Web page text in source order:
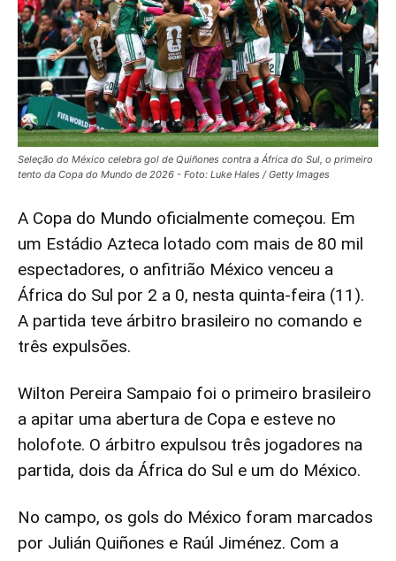
Seleção do México celebra gol de Quiñones contra a África do Sul, o primeiro
tento da Copa do Mundo de 2026 - Foto: Luke Hales / Getty Images
A Copa do Mundo oficialmente começou. Em
um Estádio Azteca lotado com mais de 80 mil
espectadores, o anfitrião México venceu a
África do Sul por 2 a 0, nesta quinta-feira (11).
A partida teve árbitro brasileiro no comando e
três expulsões.
Wilton Pereira Sampaio foi o primeiro brasileiro
a apitar uma abertura de Copa e esteve no
holofote. O árbitro expulsou três jogadores na
partida, dois da África do Sul e um do México.
No campo, os gols do México foram marcados
por Julián Quiñones e Raúl Jiménez. Com a